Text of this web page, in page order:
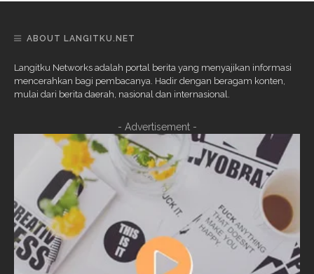
ABOUT LANGITKU.NET
Langitku Networks adalah portal berita yang menyajikan informasi
mencerahkan bagi pembacanya. Hadir dengan beragam konten,
mulai dari berita daerah, nasional dan internasional.
- Advertisement -